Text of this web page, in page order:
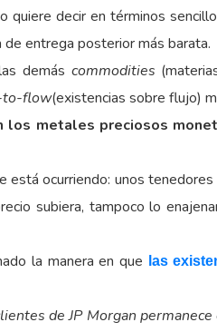
decir en términos
de entrega posterior más barata.
demás commodities
to-flow(existencias sobre flujo)
los metales preciosos
ocurriendo: unos
subiera, tampoco lo
la manera en que
las
de JP Morgan